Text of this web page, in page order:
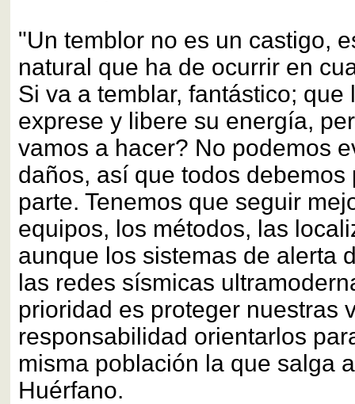
"Un temblor no es un castigo,
natural que ha de ocurrir en
Si va a temblar, fantástico; que
exprese y libere su energía,
vamos a hacer? No podemos
daños, así que todos debemos
parte. Tenemos que seguir
equipos, los métodos, las
aunque los sistemas de alerta
las redes sísmicas
prioridad es proteger nuestras
responsabilidad orientarlos
misma población la que salga
Huérfano.